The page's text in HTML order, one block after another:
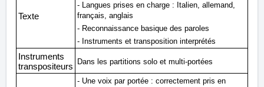
Texte
- Langues prises en charge : Italien, allemand,
français, anglais
- Reconnaissance basique des paroles
- Instruments et transposition interprétés
Instruments
transpositeurs
Dans les partitions solo et multi-portées
- Une voix par portée : correctement pris en